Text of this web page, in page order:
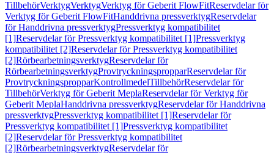
TillbehörVerktygVerktygVerktyg för Geberit FlowFitReservdelar för
Verktyg för Geberit FlowFitHanddrivna pressverktygReservdelar
för Handdrivna pressverktygPressverktyg kompatibilitet
[1]Reservdelar för Pressverktyg kompatibilitet [1]Pressverktyg
kompatibilitet [2]Reservdelar för Pressverktyg kompatibilitet
[2]RörbearbetningsverktygReservdelar för
RörbearbetningsverktygProvtryckningspropparReservdelar för
ProvtryckningspropparKontrollmedelTillbehörReservdelar för
TillbehörVerktyg för Geberit MeplaReservdelar för Verktyg för
Geberit MeplaHanddrivna pressverktygReservdelar för Handdrivna
pressverktygPressverktyg kompatibilitet [1]Reservdelar för
Pressverktyg kompatibilitet [1]Pressverktyg kompatibilitet
[2]Reservdelar för Pressverktyg kompatibilitet
[2]RörbearbetningsverktygReservdelar för